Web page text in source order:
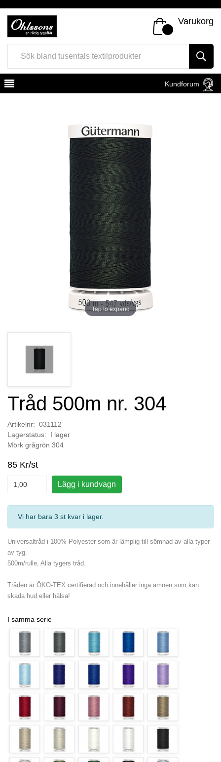
Varukorg
Kundforum
Sign In
Tap to expand
Tråd 500m nr. 304
Artikelnr: 031112
Lagerstatus: I lager
Mörk grågrön 304
85 Kr/st
Lägg i kundvagn
Vi har bara 3 st kvar i lager.
Universaltråd i 100% Polyester som är lämplig till sömnad av alla typer
av tyg.
500m/rulle, Alla tygers tråd.
Tråden är ÖKO-TEX certifierad och innehåller inga ämnen som kan
skada hud eller hälsa!
I samma serie